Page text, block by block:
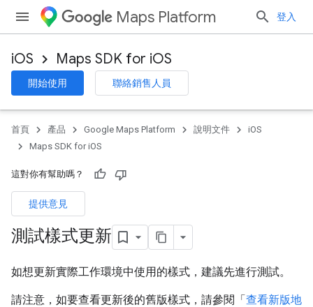
Maps Platform 登入
iOS Maps SDK for iOS
開始使用 聯絡銷售人員
首頁 產品 Google Maps Platform 說明文件
iOS
Maps SDK for iOS
這對你有幫助嗎？
提供意見
測試樣式更新
如想更新實際工作環境中使用的樣式，建議先進行測試。
請注意，如要查看更新後的舊版樣式，請參閱「查看新版地